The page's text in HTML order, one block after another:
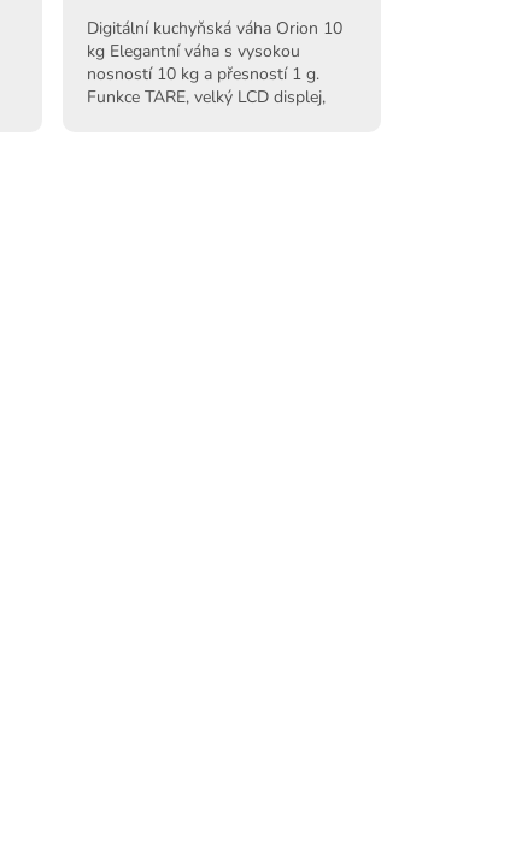
Digitální kuchyňská váha Orion 10
kg Elegantní váha s vysokou
nosností 10 kg a přesností 1 g.
Funkce TARE, velký LCD displej,